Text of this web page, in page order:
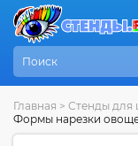
Главная > Стенды для
Формы нарезки